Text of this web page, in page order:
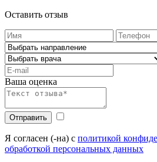
Оставить отзыв
Ваша оценка
Отправить
Я согласен (-на) с политикой
обработкой персональных данных